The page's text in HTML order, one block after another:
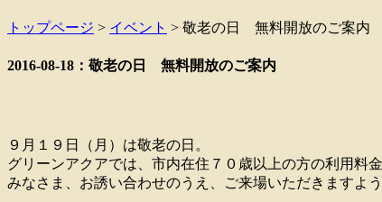
トップページ > イベント > 敬老の日 無料開放のご案内
2016-08-18：敬老の日 無料開放のご案内
９月１９日（月）は敬老の日。
グリーンアクアでは、市内在住７０歳以上の方の利用料
みなさま、お誘い合わせのうえ、ご来場いただきますよ